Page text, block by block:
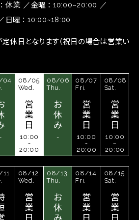
休業 金曜 10:00~20:00
日曜 10:00~18:00
休日となります（祝日の場合は営業い
04
08/05
Wed.
営
業
日
10:00
~
20:00
08/06
Thu.
お
休
み
-
08/07
Fri.
営
業
日
10:00
~
20:00
08/08
Sat.
営
業
日
10:00
~
20:00
08/12
Wed.
営
業
日
08/13
Thu.
お
休
み
08/14
Fri.
営
業
日
08/15
Sat.
営
業
日